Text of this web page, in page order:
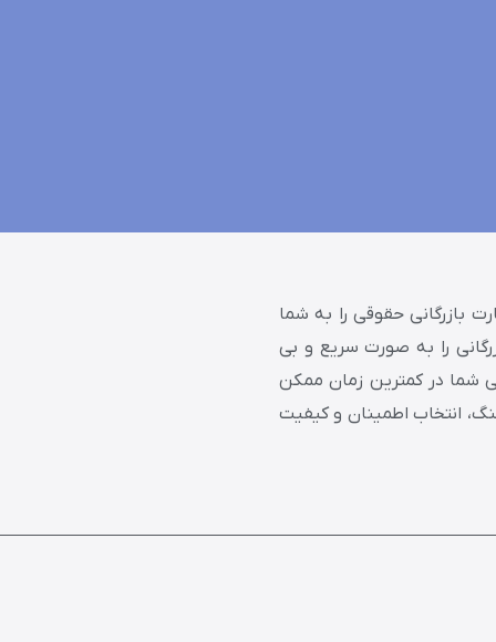
بازرگانی حقوقی را به شما
را به صورت سریع و بی
شما در کمترین زمان ممکن
انتخاب اطمینان و کیفیت